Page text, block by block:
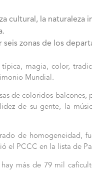
cultural, la naturaleza
zonas de los
magia, color,
Mundial.
de coloridos balcones,
de su gente, la
de homogeneidad,
el PCCC en la lista de
más de 79 mil